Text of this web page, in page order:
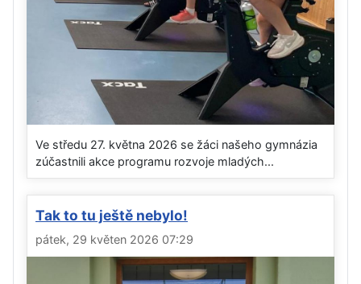
Ve středu 27. května 2026 se žáci našeho gymnázia
zúčastnili akce programu rozvoje mladých...
Tak to tu ještě nebylo!
pátek, 29 květen 2026 07:29